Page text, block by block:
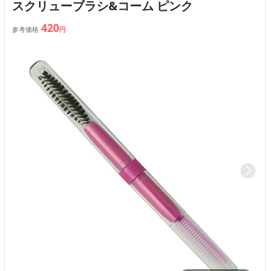
スクリューブラシ&コーム ピンク
参考価格 420円